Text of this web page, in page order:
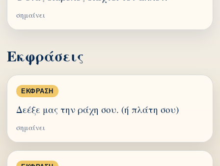
σημαίνει
Εκφράσεις
ΈΚΦΡΑΣΗ
Δεέξε μας την ράχη σου. (ή πλάτη σου)
σημαίνει